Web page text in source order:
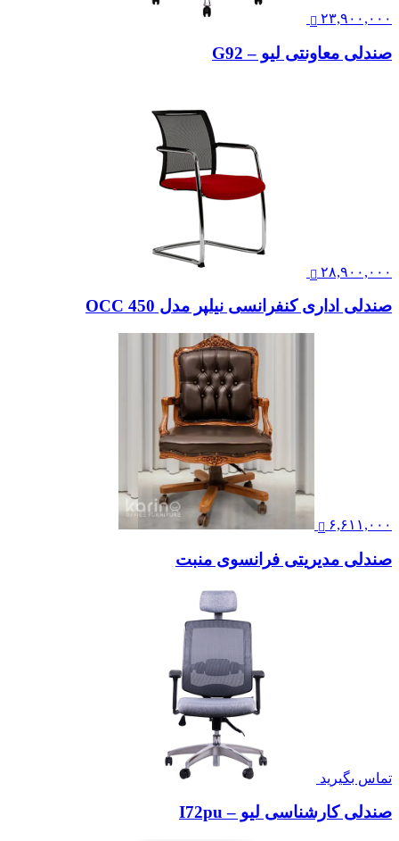
۲۳,۹۰۰,۰۰۰
صندلی معاونتی لیو – G92
۲۸,۹۰۰,۰۰۰
صندلی اداری کنفرانسی نیلپر مدل OCC 450
۶,۶۱۱,۰۰۰
صندلی مدیریتی فرانسوی منبت
تماس بگیرید
صندلی کارشناسی لیو – I72pu